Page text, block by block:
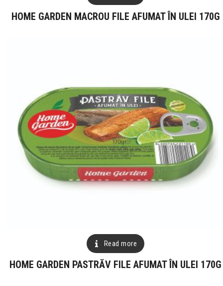
HOME GARDEN MACROU FILE AFUMAT ÎN ULEI 170G
Read more
HOME GARDEN PASTRĂV FILE AFUMAT ÎN ULEI 170G